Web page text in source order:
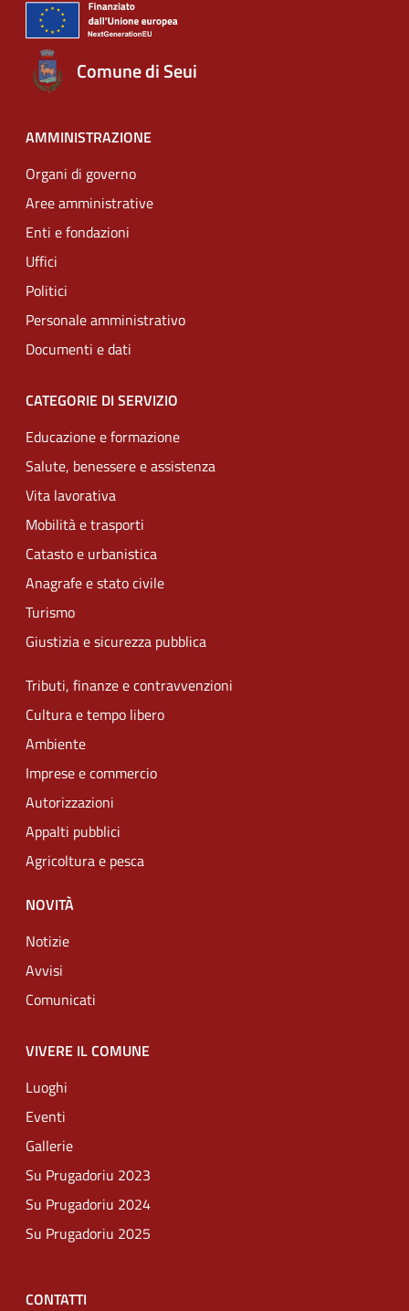
Comune di Seui
AMMINISTRAZIONE
Organi di governo
Aree amministrative
Enti e fondazioni
Uffici
Politici
Personale amministrativo
Documenti e dati
CATEGORIE DI SERVIZIO
Educazione e formazione
Salute, benessere e assistenza
Vita lavorativa
Mobilità e trasporti
Catasto e urbanistica
Anagrafe e stato civile
Turismo
Giustizia e sicurezza pubblica
Tributi, finanze e contravvenzioni
Cultura e tempo libero
Ambiente
Imprese e commercio
Autorizzazioni
Appalti pubblici
Agricoltura e pesca
NOVITÀ
Notizie
Avvisi
Comunicati
VIVERE IL COMUNE
Luoghi
Eventi
Gallerie
Su Prugadoriu 2023
Su Prugadoriu 2024
Su Prugadoriu 2025
CONTATTI